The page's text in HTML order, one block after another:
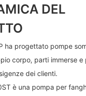
DEL
ha progettato pompe
corpo, parti immerse
dei clienti.
è una pompa per